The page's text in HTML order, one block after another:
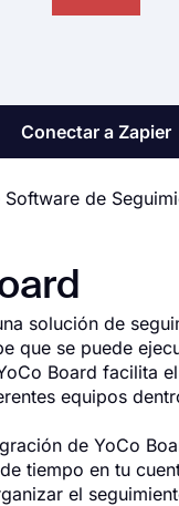
Conectar a Zapier
de
solución de
que se puede
Board facilita
equipos
de YoCo
tiempo en tu
el